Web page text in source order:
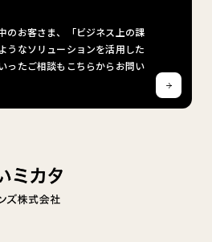
のお客さま、「ビジネス上の課
うなソリューションを活用した
ったご相談もこちらからお問い